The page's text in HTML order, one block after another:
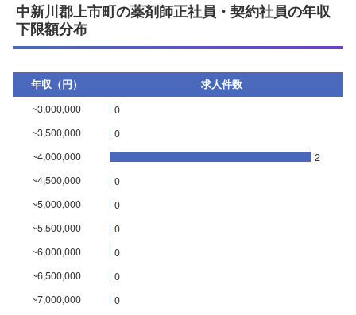
中新川郡上市町の薬剤師正社員・契約社員の年収
下限額分布
年収（円）
求人件数
~3,000,000
0
~3,500,000
0
~4,000,000
2
~4,500,000
0
~5,000,000
0
~5,500,000
0
~6,000,000
0
~6,500,000
0
~7,000,000
0